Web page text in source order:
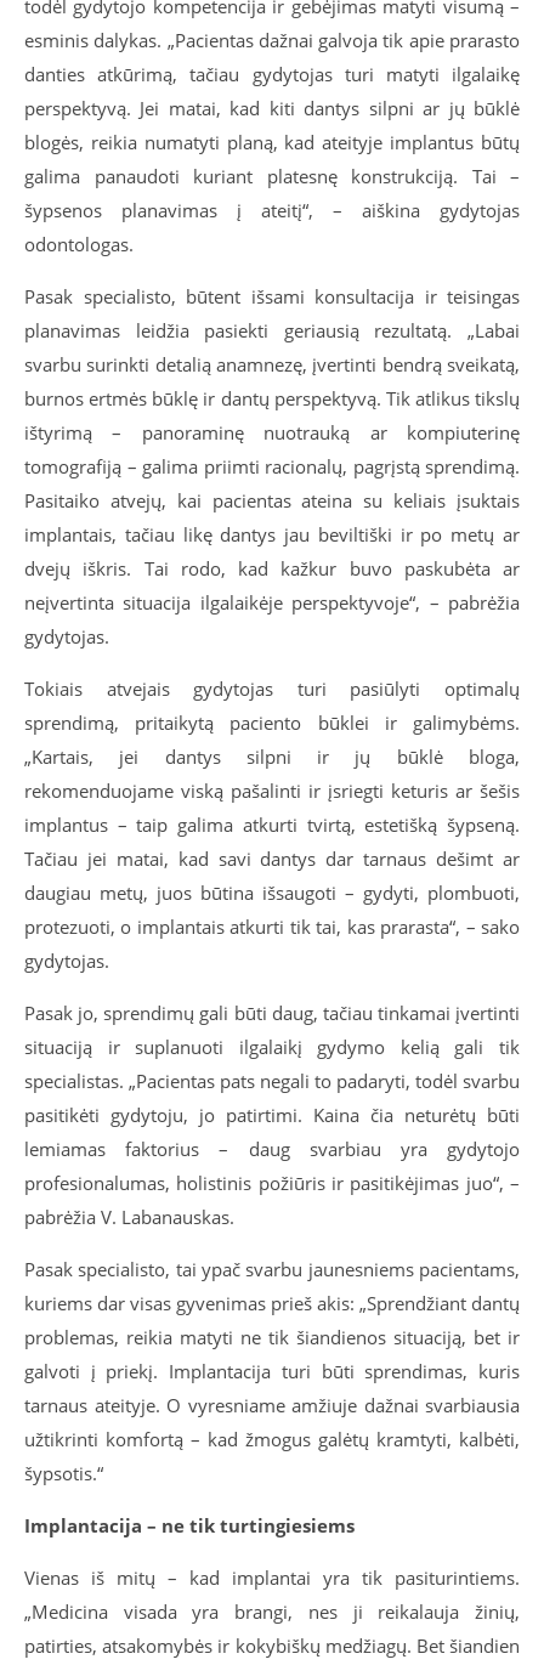
todėl gydytojo kompetencija ir gebėjimas matyti visumą –
esminis dalykas. „Pacientas dažnai galvoja tik apie prarasto
danties atkūrimą, tačiau gydytojas turi matyti ilgalaikę
perspektyvą. Jei matai, kad kiti dantys silpni ar jų būklė
blogės, reikia numatyti planą, kad ateityje implantus būtų
galima panaudoti kuriant platesnę konstrukciją. Tai –
šypsenos planavimas į ateitį“, – aiškina gydytojas
odontologas.
Pasak specialisto, būtent išsami konsultacija ir teisingas
planavimas leidžia pasiekti geriausią rezultatą. „Labai
svarbu surinkti detalią anamnezę, įvertinti bendrą sveikatą,
burnos ertmės būklę ir dantų perspektyvą. Tik atlikus tikslų
ištyrimą – panoraminę nuotrauką ar kompiuterinę
tomografiją – galima priimti racionalų, pagrįstą sprendimą.
Pasitaiko atvejų, kai pacientas ateina su keliais įsuktais
implantais, tačiau likę dantys jau beviltiški ir po metų ar
dvejų iškris. Tai rodo, kad kažkur buvo paskubėta ar
neįvertinta situacija ilgalaikėje perspektyvoje“, – pabrėžia
gydytojas.
Tokiais atvejais gydytojas turi pasiūlyti optimalų
sprendimą, pritaikytą paciento būklei ir galimybėms.
„Kartais, jei dantys silpni ir jų būklė bloga,
rekomenduojame viską pašalinti ir įsriegti keturis ar šešis
implantus – taip galima atkurti tvirtą, estetišką šypseną.
Tačiau jei matai, kad savi dantys dar tarnaus dešimt ar
daugiau metų, juos būtina išsaugoti – gydyti, plombuoti,
protezuoti, o implantais atkurti tik tai, kas prarasta“, – sako
gydytojas.
Pasak jo, sprendimų gali būti daug, tačiau tinkamai įvertinti
situaciją ir suplanuoti ilgalaikį gydymo kelią gali tik
specialistas. „Pacientas pats negali to padaryti, todėl svarbu
pasitikėti gydytoju, jo patirtimi. Kaina čia neturėtų būti
lemiamas faktorius – daug svarbiau yra gydytojo
profesionalumas, holistinis požiūris ir pasitikėjimas juo“, –
pabrėžia V. Labanauskas.
Pasak specialisto, tai ypač svarbu jaunesniems pacientams,
kuriems dar visas gyvenimas prieš akis: „Sprendžiant dantų
problemas, reikia matyti ne tik šiandienos situaciją, bet ir
galvoti į priekį. Implantacija turi būti sprendimas, kuris
tarnaus ateityje. O vyresniame amžiuje dažnai svarbiausia
užtikrinti komfortą – kad žmogus galėtų kramtyti, kalbėti,
šypsotis.“
Implantacija – ne tik turtingiesiems
Vienas iš mitų – kad implantai yra tik pasiturintiems.
„Medicina visada yra brangi, nes ji reikalauja žinių,
patirties, atsakomybės ir kokybiškų medžiagų. Bet šiandien